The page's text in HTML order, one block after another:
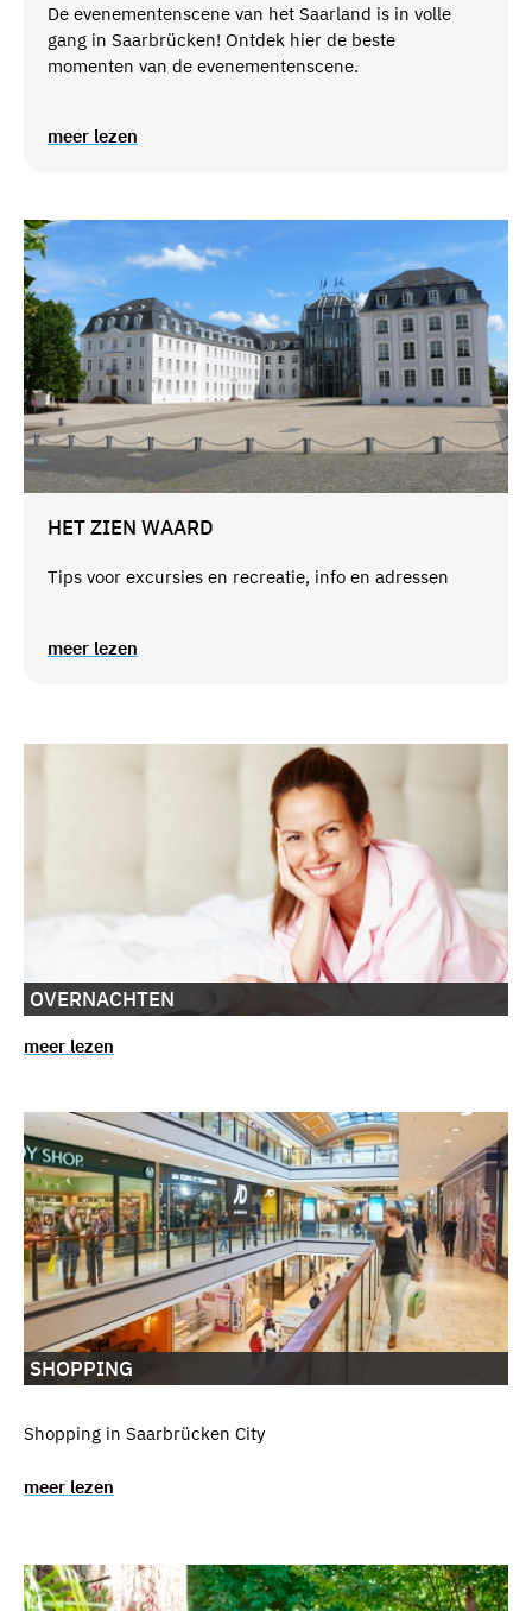
De evenementenscene van het Saarland is in volle
gang in Saarbrücken! Ontdek hier de beste
momenten van de evenementenscene.
meer lezen
HET ZIEN WAARD
Tips voor excursies en recreatie, info en adressen
meer lezen
OVERNACHTEN
meer lezen
SHOPPING
Shopping in Saarbrücken City
meer lezen